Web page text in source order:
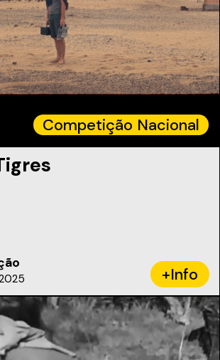
Competição Nacional
+Info